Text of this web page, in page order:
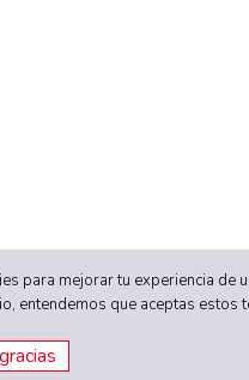
para mejorar tu experiencia de
entendemos que aceptas estos